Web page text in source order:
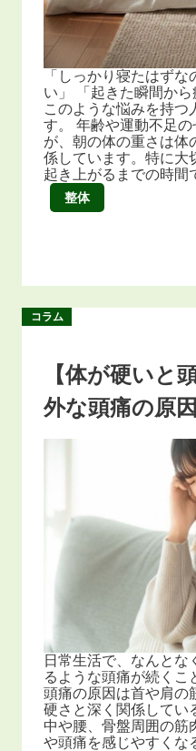
「しっかり寝たはず
い」 「起きた瞬間から
このような悩みを持つ
す。 年齢や運動不足
が、朝の体の重さは体
係しています。特に大
起き上がるまでの時
整体
コラム
【体が硬いと
外な頭痛の原
日常生活で、なんと
るような頭痛が続くこ
頭痛の原因は首や肩の
硬さと深く関係してい
中や腰、骨盤周囲の筋
や頭痛を感じやすくな